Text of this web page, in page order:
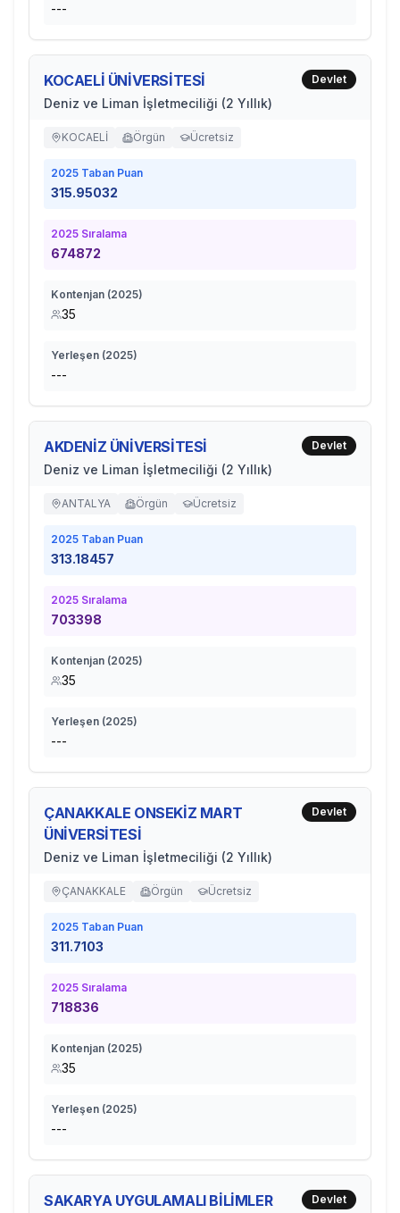
---
KOCAELİ ÜNİVERSİTESİ
Deniz ve Liman İşletmeciliği (2 Yıllık)
Devlet
KOCAELİ Örgün Ücretsiz
2025 Taban Puan
315.95032
2025 Sıralama
674872
Kontenjan (2025)
35
Yerleşen (2025)
---
AKDENİZ ÜNİVERSİTESİ
Deniz ve Liman İşletmeciliği (2 Yıllık)
Devlet
ANTALYA Örgün Ücretsiz
2025 Taban Puan
313.18457
2025 Sıralama
703398
Kontenjan (2025)
35
Yerleşen (2025)
---
ÇANAKKALE ONSEKİZ MART
ÜNİVERSİTESİ
Deniz ve Liman İşletmeciliği (2 Yıllık)
Devlet
ÇANAKKALE Örgün Ücretsiz
2025 Taban Puan
311.7103
2025 Sıralama
718836
Kontenjan (2025)
35
Yerleşen (2025)
---
SAKARYA UYGULAMALI BİLİMLER Devlet